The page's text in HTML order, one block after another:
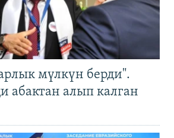
мүлкүн берди".
абактан алып калган